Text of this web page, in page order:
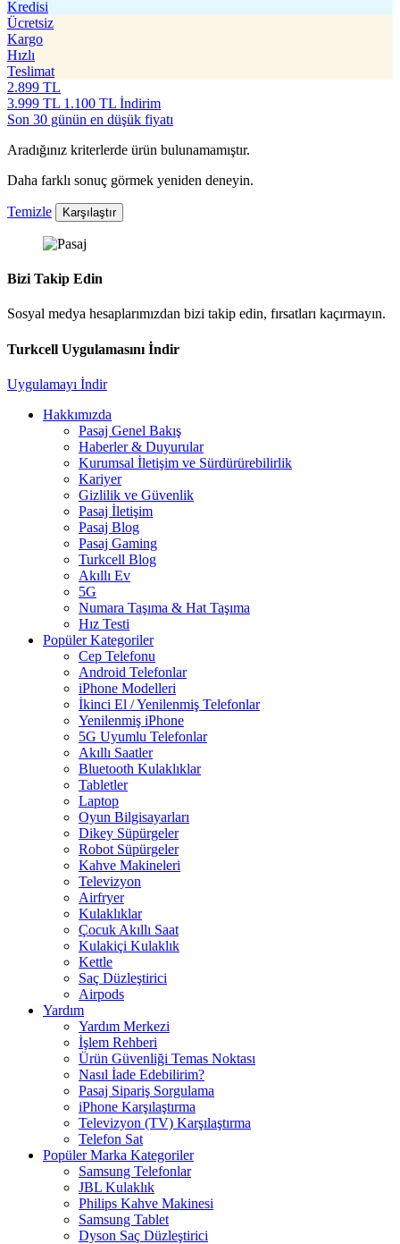
Kredisi
Ücretsiz
Kargo
Hızlı
Teslimat
2.899 TL
3.999 TL 1.100 TL İndirim
Son 30 günün en düşük fiyatı
Aradığınız kriterlerde ürün bulunamamıştır.
Daha farklı sonuç görmek yeniden deneyin.
Temizle Karşılaştır
Bizi Takip Edin
Sosyal medya hesaplarımızdan bizi takip edin, fırsatları kaçırmayın.
Turkcell Uygulamasını İndir
Uygulamayı İndir
Hakkımızda
Pasaj Genel Bakış
Haberler & Duyurular
Kurumsal İletişim ve Sürdürürebilirlik
Kariyer
Gizlilik ve Güvenlik
Pasaj İletişim
Pasaj Blog
Pasaj Gaming
Turkcell Blog
Akıllı Ev
5G
Numara Taşıma & Hat Taşıma
Hız Testi
Popüler Kategoriler
Cep Telefonu
Android Telefonlar
iPhone Modelleri
İkinci El / Yenilenmiş Telefonlar
Yenilenmiş iPhone
5G Uyumlu Telefonlar
Akıllı Saatler
Bluetooth Kulaklıklar
Tabletler
Laptop
Oyun Bilgisayarları
Dikey Süpürgeler
Robot Süpürgeler
Kahve Makineleri
Televizyon
Airfryer
Kulaklıklar
Çocuk Akıllı Saat
Kulakiçi Kulaklık
Kettle
Saç Düzleştirici
Airpods
Yardım
Yardım Merkezi
İşlem Rehberi
Ürün Güvenliği Temas Noktası
Nasıl İade Edebilirim?
Pasaj Sipariş Sorgulama
iPhone Karşılaştırma
Televizyon (TV) Karşılaştırma
Telefon Sat
Popüler Marka Kategoriler
Samsung Telefonlar
JBL Kulaklık
Philips Kahve Makinesi
Samsung Tablet
Dyson Saç Düzleştirici